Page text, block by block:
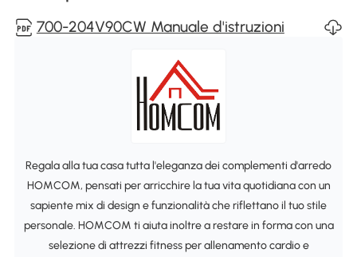
700-204V90CW Manuale d'istruzioni
Regala alla tua casa tutta l'eleganza dei complementi d'arredo
HOMCOM, pensati per arricchire la tua vita quotidiana con un
sapiente mix di design e funzionalità che riflettano il tuo stile
personale. HOMCOM ti aiuta inoltre a restare in forma con una
selezione di attrezzi fitness per allenamento cardio e